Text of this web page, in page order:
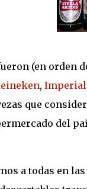
(en orden
, Imperial
que
del
a todas en